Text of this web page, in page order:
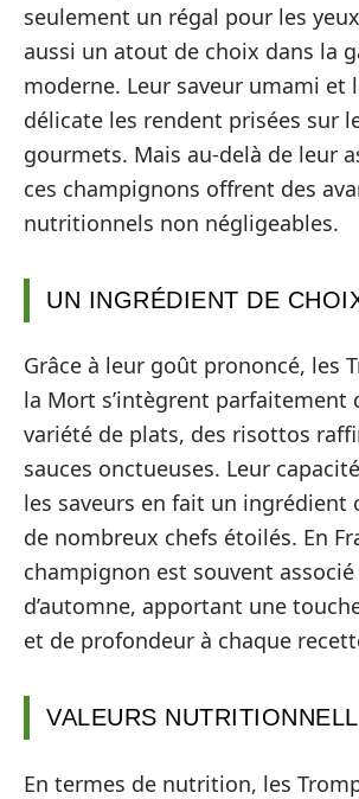
seulement un régal pour les
aussi un atout de choix dans la
moderne. Leur saveur umami et
délicate les rendent prisées sur
gourmets. Mais au-delà de leur
ces champignons offrent des
nutritionnels non négligeables.
UN INGRÉDIENT DE
Grâce à leur goût prononcé, les
la Mort s’intègrent parfaitement
variété de plats, des risottos
sauces onctueuses. Leur
les saveurs en fait un ingrédient
de nombreux chefs étoilés. En
champignon est souvent
d’automne, apportant une
et de profondeur à chaque
VALEURS
En termes de nutrition, les